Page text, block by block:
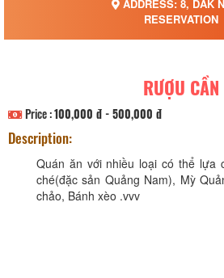
ADDRESS: 8, DAK
RESERVATION
RƯỢU CẦN
Price :100,000 đ - 500,000 đ
Description:
Quán ăn với nhiều loại có thể lựa
ché(đặc sản Quảng Nam), Mỳ
chảo, Bánh xèo .vvv